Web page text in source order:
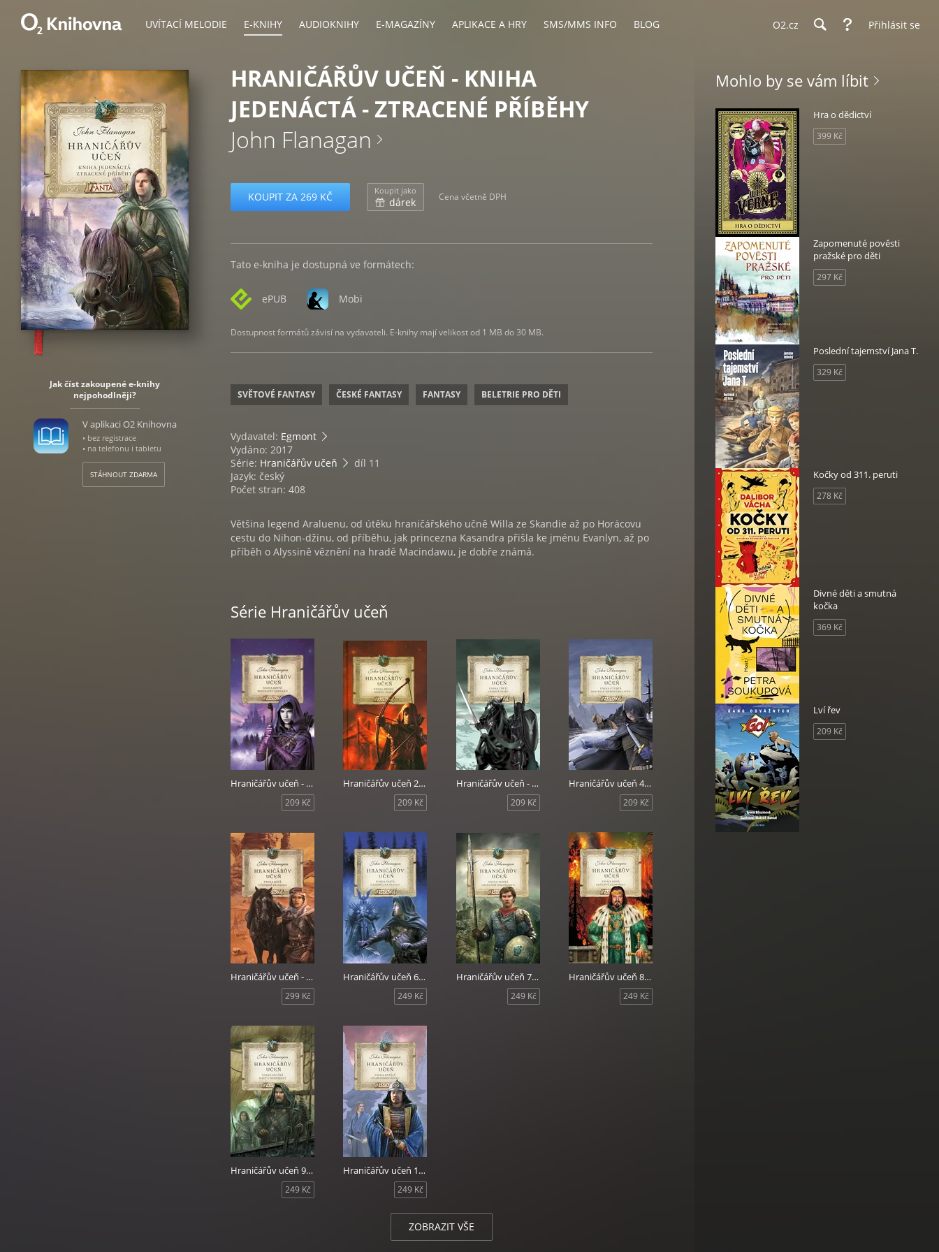
UVÍTACÍ MELODIE E-KNIHY AUDIOKNIHY E-MAGAZÍNY APLIKACE A HRY SMS/MMS INFO BLOG O2.cz Přihlásit se
Jak číst zakoupené e-knihy
nejpohodlněji?
V aplikaci O2 Knihovna
• bez registrace
• na telefonu i tabletu
STÁHNOUT ZDARMA
HRANIČÁŘŮV UČEŇ - KNIHA
JEDENÁCTÁ - ZTRACENÉ PŘÍBĚHY
John Flanagan
KOUPIT ZA 269 KČ Koupit jako
dárek Cena včetně DPH
Tato e-kniha je dostupná ve formátech:
ePUB Mobi
Dostupnost formátů závisí na vydavateli. E-knihy mají velikost od 1 MB do 30 MB.
SVĚTOVÉ FANTASY ČESKÉ FANTASY FANTASY BELETRIE PRO DĚTI
Vydavatel: Egmont
Vydáno: 2017
Série: Hraničářův učeň
díl 11
Jazyk: český
Počet stran: 408
Většina legend Araluenu, od útěku hraničářského učně Willa ze Skandie až po Horácovu
cestu do Nihon-džinu, od příběhu, jak princezna Kasandra přišla ke jménu Evanlyn, až po
příběh o Alyssině věznění na hradě Macindawu, je dobře známá.
Série Hraničářův učeň
Hraničářův učeň - Rozvaliny Gorlanu
209 Kč
Hraničářův učeň 2 - Hořící most
209 Kč
Hraničářův učeň - Kniha třetí - Ledová země
209 Kč
Hraničářův učeň 4 - Nositelé dubového listu
209 Kč
Hraničářův učeň - Kniha pátá - Výkupné za Eraka
299 Kč
Hraničářův učeň 6 - Čaroděj na severu
249 Kč
Hraničářův učeň 7 - Obléhání Macindawu
249 Kč
Hraničářův učeň 8 - Králové Clonmelu
249 Kč
Hraničářův učeň 9 - Halt v nebezpečí
249 Kč
Hraničářův učeň 10 - Císař Nihon-Džinu
249 Kč
ZOBRAZIT VŠE
Mohlo by se vám líbit
Hra o dědictví
399 Kč
Zapomenuté pověsti
pražské pro děti
297 Kč
Poslední tajemství Jana T.
329 Kč
Kočky od 311. peruti
278 Kč
Divné děti a smutná
kočka
369 Kč
Lví řev
209 Kč